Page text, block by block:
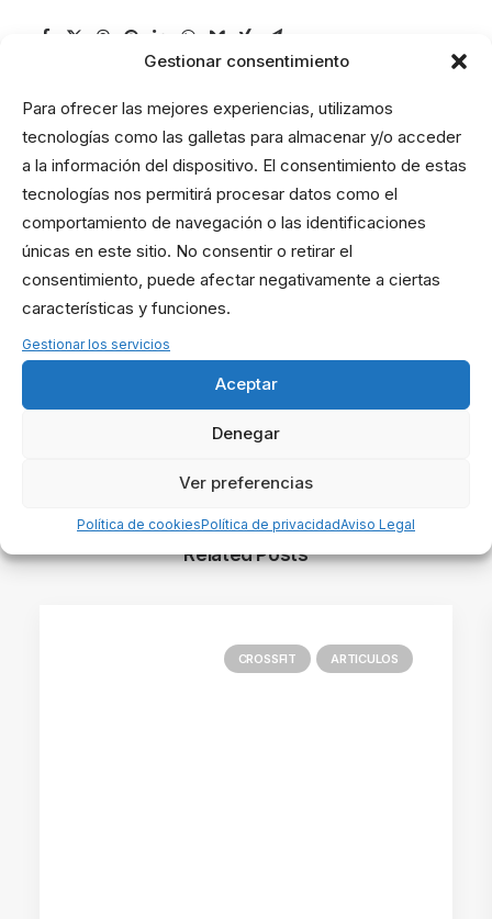
Gestionar consentimiento
Para ofrecer las mejores experiencias, utilizamos
tecnologías como las galletas para almacenar y/o acceder
a la información del dispositivo. El consentimiento de estas
tecnologías nos permitirá procesar datos como el
comportamiento de navegación o las identificaciones
únicas en este sitio. No consentir o retirar el
consentimiento, puede afectar negativamente a ciertas
características y funciones.
Gestionar los servicios
Aceptar
Denegar
Ver preferencias
Política de cookiesPolítica de privacidadAviso Legal
Related Posts
CROSSFIT ARTICULOS